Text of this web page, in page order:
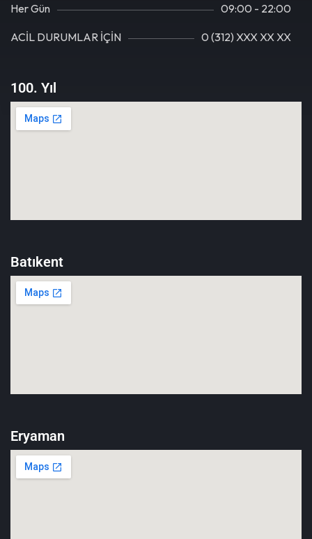
Her Gün 09:00 - 22:00
ACİL DURUMLAR İÇİN 0 (312) XXX XX XX
100. Yıl
Batıkent
Eryaman